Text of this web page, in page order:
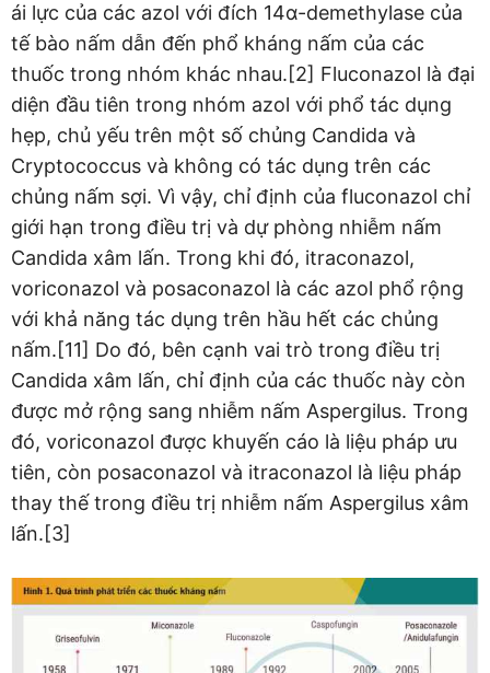
ái lực của các azol với đích 14α-demethylase của
tế bào nấm dẫn đến phổ kháng nấm của các
thuốc trong nhóm khác nhau.[2] Fluconazol là đại
diện đầu tiên trong nhóm azol với phổ tác dụng
hẹp, chủ yếu trên một số chủng Candida và
Cryptococcus và không có tác dụng trên các
chủng nấm sợi. Vì vậy, chỉ định của fluconazol chỉ
giới hạn trong điều trị và dự phòng nhiễm nấm
Candida xâm lấn. Trong khi đó, itraconazol,
voriconazol và posaconazol là các azol phổ rộng
với khả năng tác dụng trên hầu hết các chủng
nấm.[11] Do đó, bên cạnh vai trò trong điều trị
Candida xâm lấn, chỉ định của các thuốc này còn
được mở rộng sang nhiễm nấm Aspergilus. Trong
đó, voriconazol được khuyến cáo là liệu pháp ưu
tiên, còn posaconazol và itraconazol là liệu pháp
thay thế trong điều trị nhiễm nấm Aspergilus xâm
lấn.[3]